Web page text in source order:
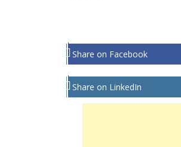
Share on Facebook
Share on LinkedIn